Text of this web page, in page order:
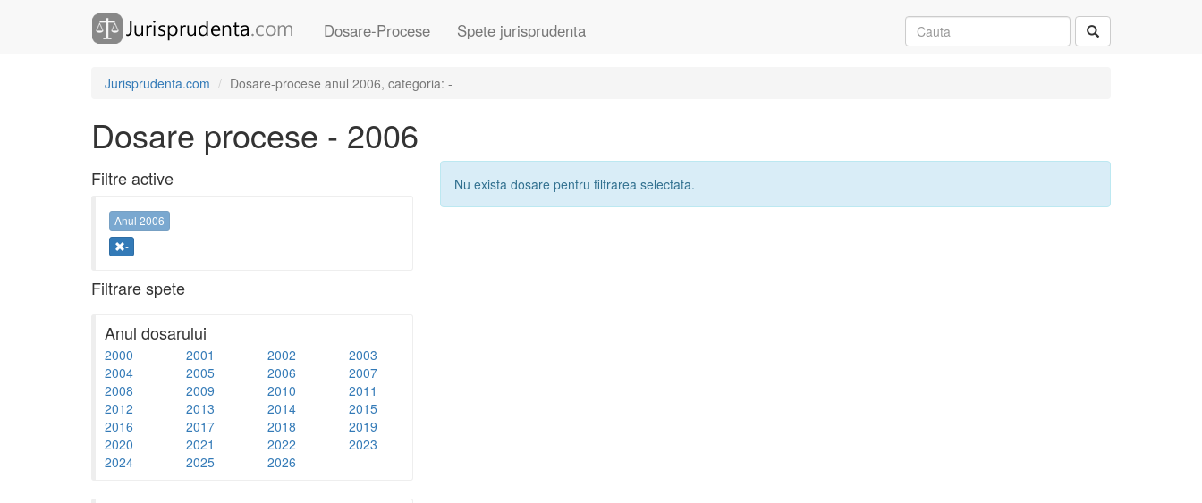
Dosare-Procese Spete jurisprudenta
Jurisprudenta.com Dosare-procese anul 2006, categoria: -
Dosare procese - 2006
Filtre active
Anul 2006
-
Filtrare spete
Anul dosarului
2000 2001 2002
2003
2004
2005 2006
2007
2008
2009 2010
2011
2012
2013 2014
2015
2016
2017 2018
2019
2020
2021 2022
2023
2024
2025 2026
Nu exista dosare pentru filtrarea selectata.